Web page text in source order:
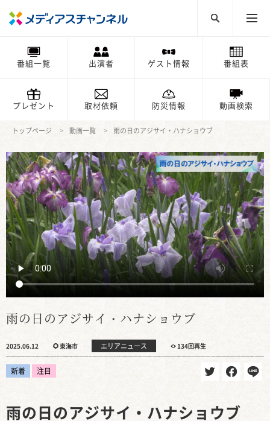
番組一覧 出演者 ゲスト情報 番組表
プレゼント 取材依頼 防災情報 動画検索
トップページ 動画一覧 雨の日のアジサイ・ハナショウブ
雨の日のアジサイ・ハナショウブ
2025.06.12 東海市 エリアニュース 134回再生
新着 注目
雨の日のアジサイ・ハナショウブ